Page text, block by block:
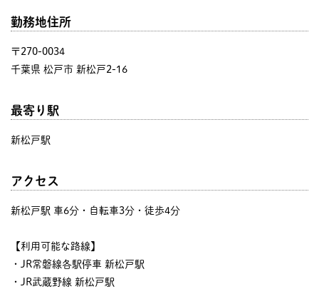
勤務地住所
〒270-0034
千葉県 松戸市 新松戸2-16
最寄り駅
新松戸駅
アクセス
新松戸駅 車6分・自転車3分・徒歩4分
【利用可能な路線】
・JR常磐線各駅停車 新松戸駅
・JR武蔵野線 新松戸駅